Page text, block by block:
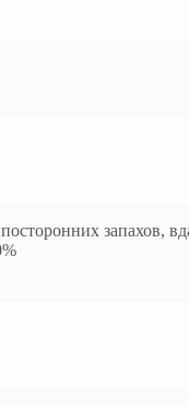
запахов,